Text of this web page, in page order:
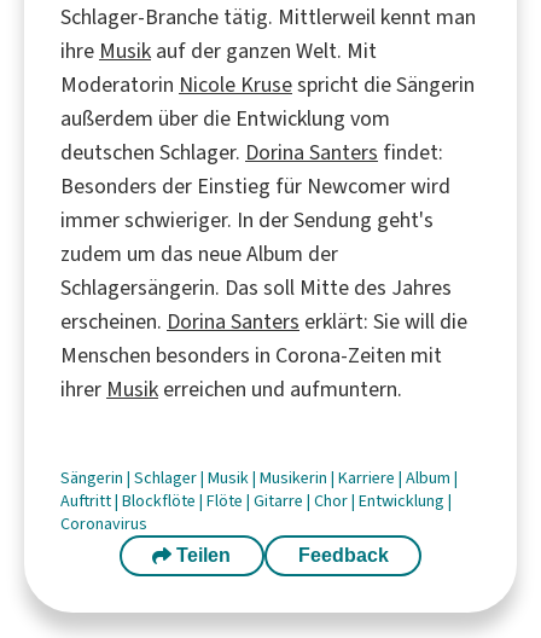
Schlager-Branche tätig. Mittlerweil kennt man
ihre Musik auf der ganzen Welt. Mit
Moderatorin Nicole Krusespricht die Sängerin
außerdem über die Entwicklung vom
deutschen Schlager. Dorina Santers findet:
Besonders der Einstieg für Newcomer wird
immer schwieriger. In der Sendung geht's
zudem um das neue Album der
Schlagersängerin. Das soll Mitte des Jahres
erscheinen. Dorina Santers erklärt: Sie will die
Menschen besonders in Corona-Zeiten mit
ihrer Musik erreichen und aufmuntern.
Sängerin | Schlager| Musik| Musikerin | Karriere | Album |
Auftritt| Blockflöte | Flöte | Gitarre | Chor| Entwicklung |
Coronavirus
Teilen Feedback